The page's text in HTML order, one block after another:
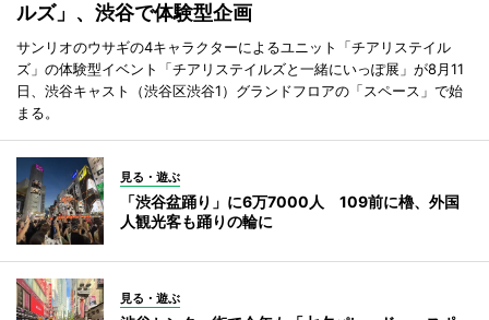
ルズ」、渋谷で体験型企画
サンリオのウサギの4キャラクターによるユニット「チアリステイル
ズ」の体験型イベント「チアリステイルズと一緒にいっぽ展」が8月11
日、渋谷キャスト（渋谷区渋谷1）グランドフロアの「スペース」で始
まる。
見る・遊ぶ
「渋谷盆踊り」に6万7000人 109前に櫓、外国
人観光客も踊りの輪に
見る・遊ぶ